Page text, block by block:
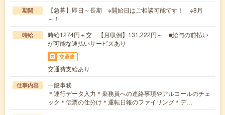
期間
【急募】即日～長期 ※開始日はご相談可能です！ ※8月
～！
時給
時給1274円＋交 【月収例】131,222円～ ■給与の前払い
が可能な速払いサービスあり
交通費
交通費支給あり
仕事内容
一般事務
＊運行データ入力＊乗務員への連絡事項やアルコールのチェ
ック＊伝票の仕分け＊運転日報のファイリング＊デ…